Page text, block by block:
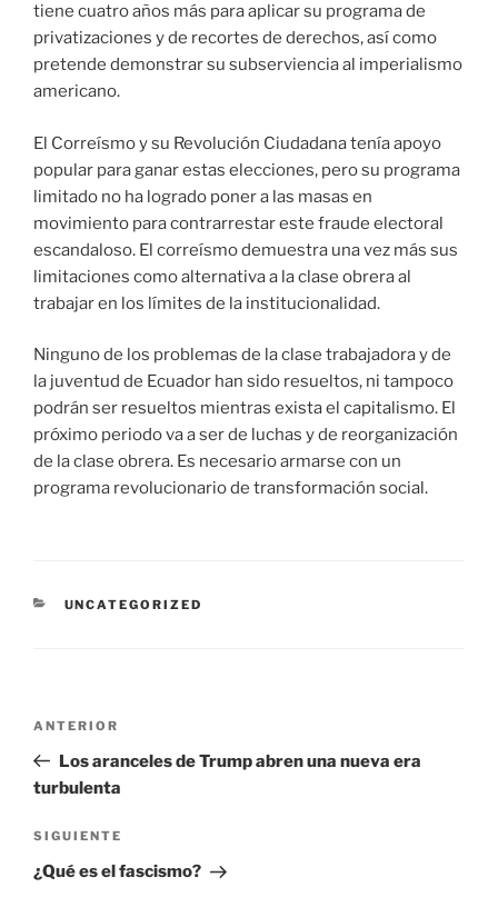
tiene cuatro años más para aplicar su programa de
privatizaciones y de recortes de derechos, así como
pretende demonstrar su subserviencia al imperialismo
americano.
El Correísmo y su Revolución Ciudadana tenía apoyo
popular para ganar estas elecciones, pero su programa
limitado no ha logrado poner a las masas en
movimiento para contrarrestar este fraude electoral
escandaloso. El correísmo demuestra una vez más sus
limitaciones como alternativa a la clase obrera al
trabajar en los límites de la institucionalidad.
Ninguno de los problemas de la clase trabajadora y de
la juventud de Ecuador han sido resueltos, ni tampoco
podrán ser resueltos mientras exista el capitalismo. El
próximo periodo va a ser de luchas y de reorganización
de la clase obrera. Es necesario armarse con un
programa revolucionario de transformación social.
CATEGORÍAS
UNCATEGORIZED
entradas
Entrada
anterior:
ANTERIOR
Los aranceles de Trump abren una nueva era
turbulenta
Siguiente
entrada
SIGUIENTE
¿Qué es el fascismo?